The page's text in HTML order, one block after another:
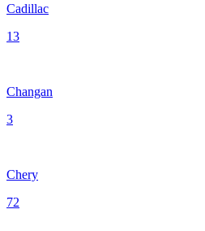
Cadillac
13
Changan
3
Chery
72